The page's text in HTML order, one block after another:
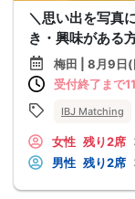
＼思い出を写真
き・興味がある
梅田 | 8月9日
受付終了まで
IBJ Matching
女性 残り2席
男性 残り2席